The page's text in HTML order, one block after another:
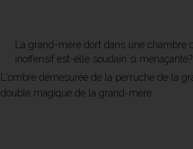
La grand-mère dort dans une chambre
inoffensif est-elle soudain si
L'ombre démesurée de la perruche de la
double magique de la grand-mère.